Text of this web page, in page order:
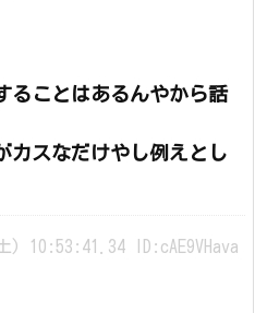
ることはあるんやから話
カスなだけやし例えとし
) 10:53:41.34 ID:cAE9VHava